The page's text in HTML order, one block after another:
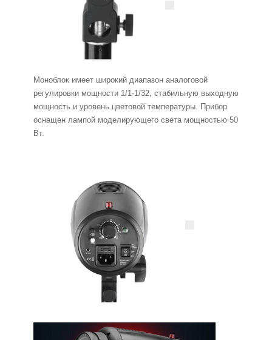
Моноблок имеет широкий диапазон аналоговой
регулировки мощности 1/1-1/32, стабильную выходную
мощность и уровень цветовой температуры. Прибор
оснащен лампой моделирующего света мощностью 50
Вт.